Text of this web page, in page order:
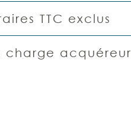
TTC exclus
charge acquéreur